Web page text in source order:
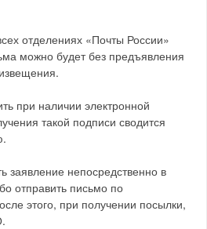
отделениях «Почты России»
можно будет без предъявления
при наличии электронной
такой подписи сводится
заявление непосредственно в
отправить письмо по
этого, при получении посылки,